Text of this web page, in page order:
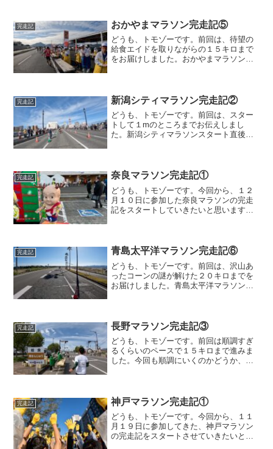
完走記 おかやまマラソン完走記⑤
どうも、トモゾーです。前回は、待望の
給食エイドを取りながらの１５キロまで
をお届けしました。おかやまマラソン１
きなので、こういう場所で...
完走記 新潟シティマラソン完走記②
どうも、トモゾーです。前回は、スター
トして１mのところまでお伝えしまし
た。新潟シティマラソンスタート直後か
ーが目立ちます。運営のしや...
完走記 奈良マラソン完走記①
どうも、トモゾーです。今回から、１２
月１０日に参加した奈良マラソンの完走
記をスタートしていきたいと思います。
での模様はこちらにアップ...
完走記 青島太平洋マラソン完走記⑥
どうも、トモゾーです。前回は、沢山あ
ったコーンの謎が解けた２０キロまでを
お届けしました。青島太平洋マラソン２
ました。美味しいんですけ...
完走記 長野マラソン完走記③
どうも、トモゾーです。前回は順調すぎ
るくらいのペースで１５キロまで進みま
した。今回も順調にいくのかどうか、進
ます。コースの左側に寄り...
完走記 神戸マラソン完走記①
どうも、トモゾーです。今回から、１１
月１９日に参加してきた、神戸マラソン
の完走記をスタートさせていきたいと思